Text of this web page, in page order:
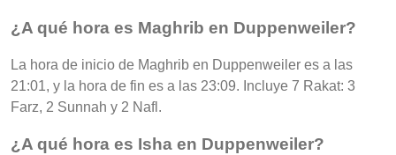
¿A qué hora es Maghrib en Duppenweiler?
La hora de inicio de Maghrib en Duppenweiler es a las
21:01, y la hora de fin es a las 23:09. Incluye 7 Rakat: 3
Farz, 2 Sunnah y 2 Nafl.
¿A qué hora es Isha en Duppenweiler?